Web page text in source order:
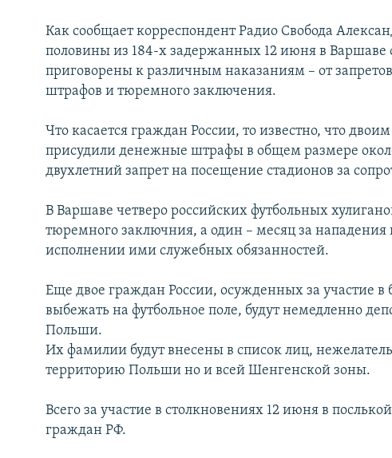
Как сообщает корреспондент Радио Свобода
половины из 184-х задержанных 12 июня в Варшаве
приговорены к различным наказаниям – от
штрафов и тюремного заключения.
Что касается граждан России, то известно, что
присудили денежные штрафы в общем размере
двухлетний запрет на посещение стадионов за
В Варшаве четверо российских футбольных
тюремного заключния, а один – месяц за
исполнении ими служебных обязанностей.
Еще двое граждан России, осужденных за участие в
выбежать на футбольное поле, будут немедленно
Польши.
Их фамилии будут внесены в список лиц,
территорию Польши но и всей Шенгенской зоны.
Всего за участие в столкновениях 12 июня в
граждан РФ.